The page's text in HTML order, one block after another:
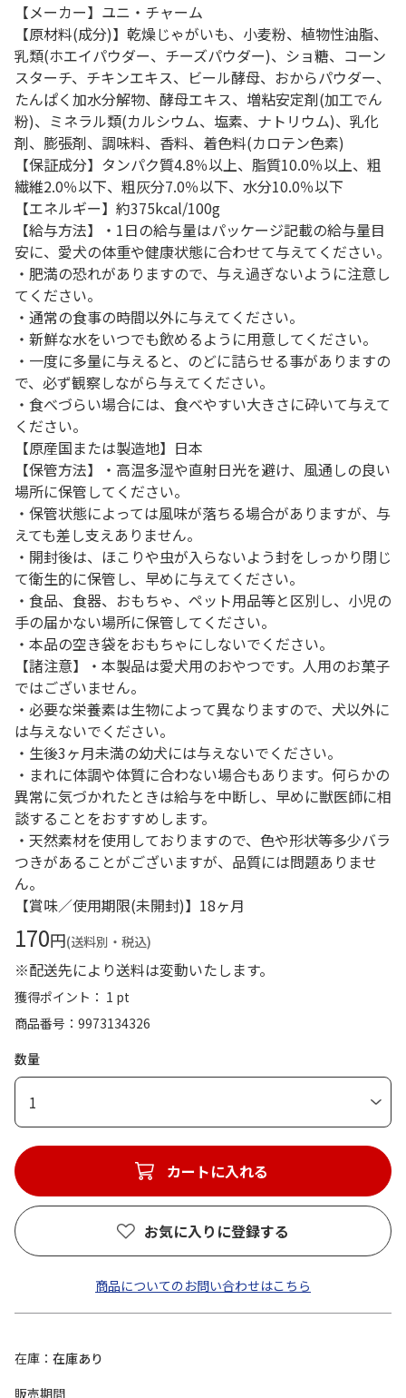
【メーカー】ユニ・チャーム
【原材料(成分)】乾燥じゃがいも、小麦粉、植物性油脂、
乳類(ホエイパウダー、チーズパウダー)、ショ糖、コーン
スターチ、チキンエキス、ビール酵母、おからパウダー、
たんぱく加水分解物、酵母エキス、増粘安定剤(加工でん
粉)、ミネラル類(カルシウム、塩素、ナトリウム)、乳化
剤、膨張剤、調味料、香料、着色料(カロテン色素)
【保証成分】タンパク質4.8％以上、脂質10.0％以上、粗
繊維2.0％以下、粗灰分7.0％以下、水分10.0％以下
【エネルギー】約375kcal/100g
【給与方法】・1日の給与量はパッケージ記載の給与量目
安に、愛犬の体重や健康状態に合わせて与えてください。
・肥満の恐れがありますので、与え過ぎないように注意し
てください。
・通常の食事の時間以外に与えてください。
・新鮮な水をいつでも飲めるように用意してください。
・一度に多量に与えると、のどに詰らせる事がありますの
で、必ず観察しながら与えてください。
・食べづらい場合には、食べやすい大きさに砕いて与えて
ください。
【原産国または製造地】日本
【保管方法】・高温多湿や直射日光を避け、風通しの良い
場所に保管してください。
・保管状態によっては風味が落ちる場合がありますが、与
えても差し支えありません。
・開封後は、ほこりや虫が入らないよう封をしっかり閉じ
て衛生的に保管し、早めに与えてください。
・食品、食器、おもちゃ、ペット用品等と区別し、小児の
手の届かない場所に保管してください。
・本品の空き袋をおもちゃにしないでください。
【諸注意】・本製品は愛犬用のおやつです。人用のお菓子
ではございません。
・必要な栄養素は生物によって異なりますので、犬以外に
は与えないでください。
・生後3ヶ月未満の幼犬には与えないでください。
・まれに体調や体質に合わない場合もあります。何らかの
異常に気づかれたときは給与を中断し、早めに獣医師に相
談することをおすすめします。
・天然素材を使用しておりますので、色や形状等多少バラ
つきがあることがございますが、品質には問題ありませ
ん。
【賞味／使用期限(未開封)】18ヶ月
170円(送料別・税込)
※配送先により送料は変動いたします。
獲得ポイント： 1 pt
商品番号
9973134326
数量
1
カートに入れる
お気に入りに登録する
商品についてのお問い合わせはこちら
在庫
在庫あり
販売期間